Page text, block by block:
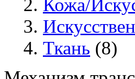
Кожа/
Ткань (8)